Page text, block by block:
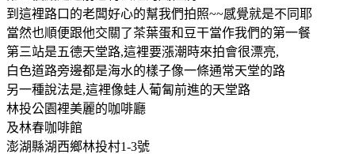
到這裡路口的老闆好心的幫我們拍照~~感覺就是不同耶
當然也順便跟他交關了茶葉蛋和豆干當作我們的第一餐
第三站是五德天堂路,這裡要漲潮時來拍會很漂亮,
白色道路旁邊都是海水的樣子像一條通常天堂的路
另一種說法是,這裡像蛙人葡匐前進的天堂路
林投公園裡美麗的咖啡廳
及林春咖啡館
澎湖縣湖西鄉林投村1-3號